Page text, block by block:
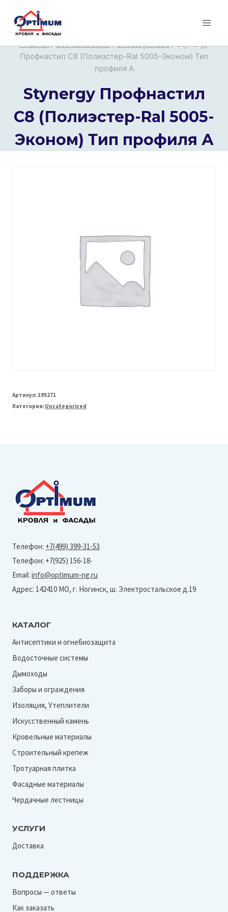
Перейти
Главная / Все категории / Uncategorized / Stynergy
Профнастил С8 (Полиэстер-Ral 5005-Эконом) Тип
профиля А
Stynergy Профнастил
С8 (Полиэстер-Ral 5005-
Эконом) Тип профиля А
Артикул: 195271
Категория: Uncategorized
Телефон: +7(499) 399-31-53
Телефон: +7(925) 156-18-
Email: info@optimum-ng.ru
Адрес: 142410 МО, г. Ногинск, ш. Электростальское д.19
КАТАЛОГ
Антисептики и огнебиозащита
Водосточные системы
Дымоходы
Заборы и ограждения
Изоляция, Утеплители
Искусственный камень
Кровельные материалы
Строительный крепеж
Тротуарная плитка
Фасадные материалы
Чердачные лестницы
УСЛУГИ
Доставка
ПОДДЕРЖКА
Вопросы — ответы
Как заказать